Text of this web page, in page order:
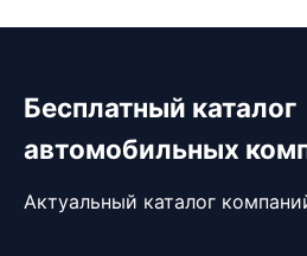
Бесплатный каталог
автомобильных
Актуальный каталог